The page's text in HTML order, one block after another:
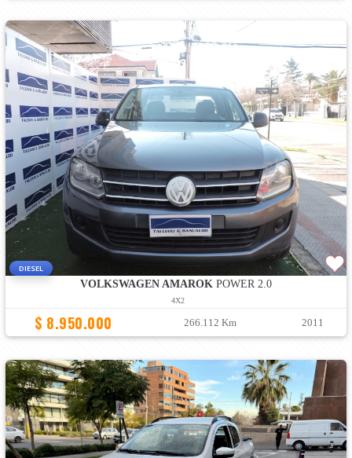
DIESEL
VOLKSWAGEN AMAROKPOWER 2.0
4X2
$ 8.950.000 266.112 Km 2011